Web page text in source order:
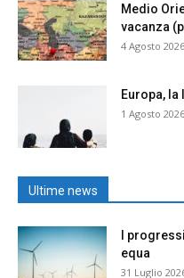
Medio
vacanza
4 Agosto 2026
Europa, la
1 Agosto 2026
Ultime news
I
equa
31 Luglio